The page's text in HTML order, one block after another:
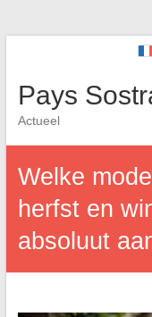
Pays
Actueel
Welke
herfst en
absoluut